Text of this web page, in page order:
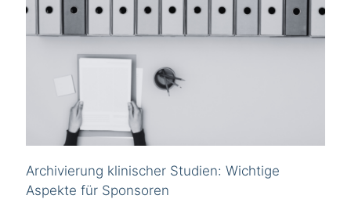
Archivierung klinischer Studien: Wichtige
Aspekte für Sponsoren